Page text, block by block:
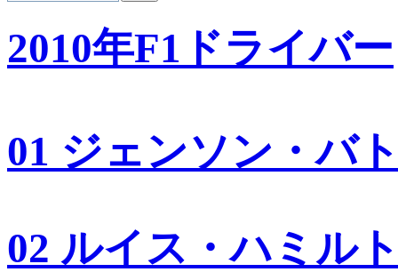
2010年F1ドライバー
01 ジェンソン・バ
02 ルイス・ハミル